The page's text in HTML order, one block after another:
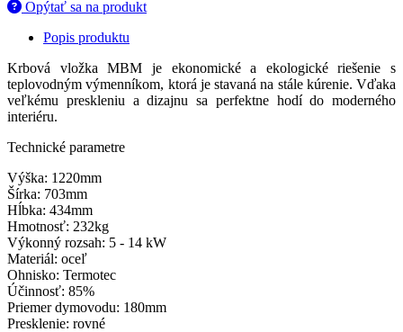
Opýtať sa na produkt
Popis produktu
Krbová vložka MBM je ekonomické a ekologické riešenie s
teplovodným výmenníkom, ktorá je stavaná na stále kúrenie. Vďaka
veľkému preskleniu a dizajnu sa perfektne hodí do moderného
interiéru.
Technické parametre
Výška: 1220mm
Šírka: 703mm
Hĺbka: 434mm
Hmotnosť: 232kg
Výkonný rozsah: 5 - 14 kW
Materiál: oceľ
Ohnisko: Termotec
Účinnosť: 85%
Priemer dymovodu: 180mm
Presklenie: rovné